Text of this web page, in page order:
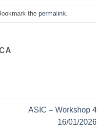
the permalink
ASIC – Workshop 4
16/01/2026